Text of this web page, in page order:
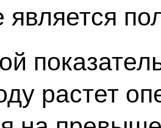
является
растет